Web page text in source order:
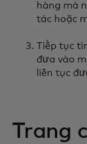
hàng mà
tác hoặc
Tiếp tục
đưa vào
liên tục
Trang